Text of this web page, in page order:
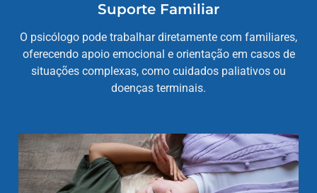
Suporte Familiar
O psicólogo pode trabalhar diretamente com familiares,
oferecendo apoio emocional e orientação em casos de
situações complexas, como cuidados paliativos ou
doenças terminais.